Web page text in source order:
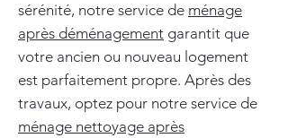
sérénité, notre service de ménage
après déménagement garantit que
votre ancien ou nouveau logement
est parfaitement propre. Après des
travaux, optez pour notre service de
ménage nettoyage après